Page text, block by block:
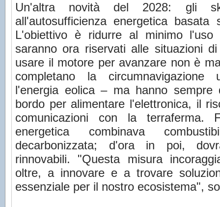
Un'altra novità del 2028: gli
all'autosufficienza energetica basata
L'obiettivo è ridurre al minimo
saranno ora riservati alle situazioni
usare il motore per avanzare non è
completano la circumnavigazione
l'energia eolica – ma hanno sempre
bordo per alimentare l'elettronica, il
comunicazioni con la terraferma.
energetica combinava
decarbonizzata; d'ora in poi,
rinnovabili. "Questa misura
oltre, a innovare e a trovare
essenziale per il nostro ecosistema",